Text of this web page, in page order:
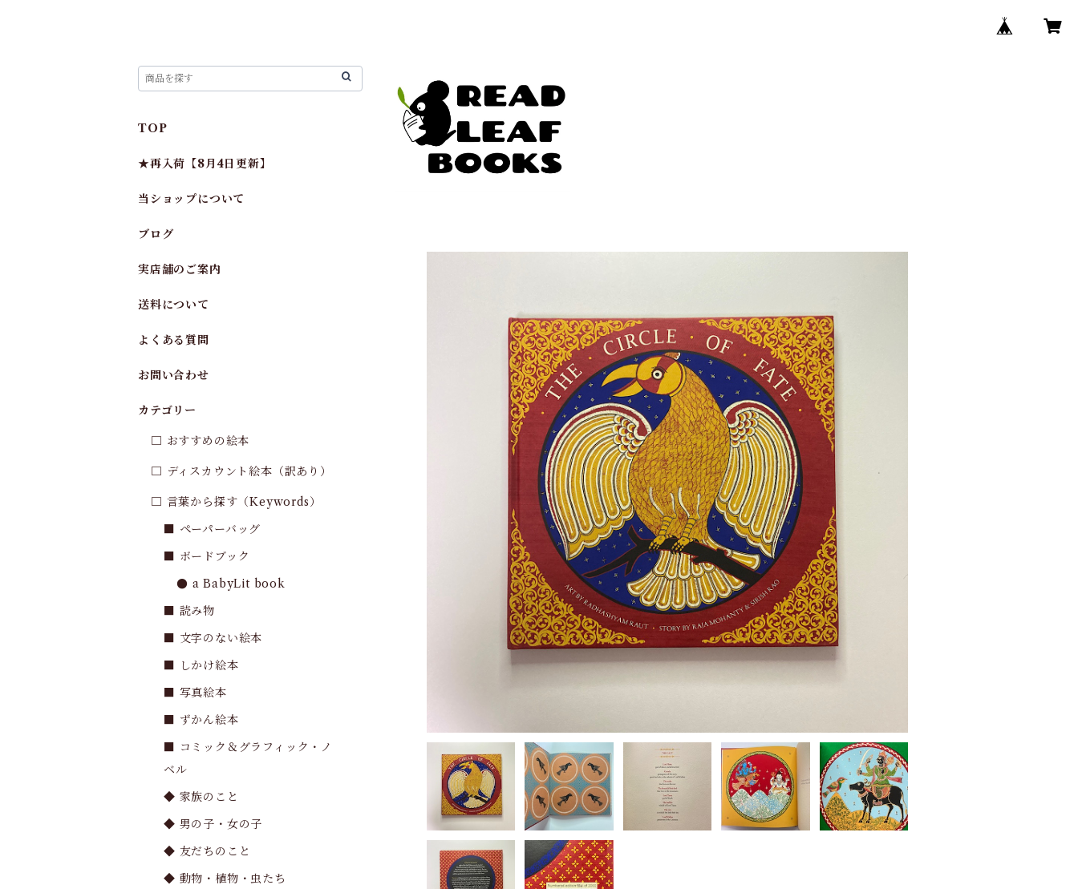
TOP
★再入荷【8月4日更新】
当ショップについて
ブログ
実店舗のご案内
送料について
よくある質問
お問い合わせ
カテゴリー
□ おすすめの絵本
□ ディスカウント絵本（訳あり）
□ 言葉から探す（Keywords）
■ ペーパーバッグ
■ ボードブック
● a BabyLit book
■ 読み物
■ 文字のない絵本
■ しかけ絵本
■ 写真絵本
■ ずかん絵本
■ コミック＆グラフィック・ノ
ベル
◆ 家族のこと
◆ 男の子・女の子
◆ 友だちのこと
◆ 動物・植物・虫たち